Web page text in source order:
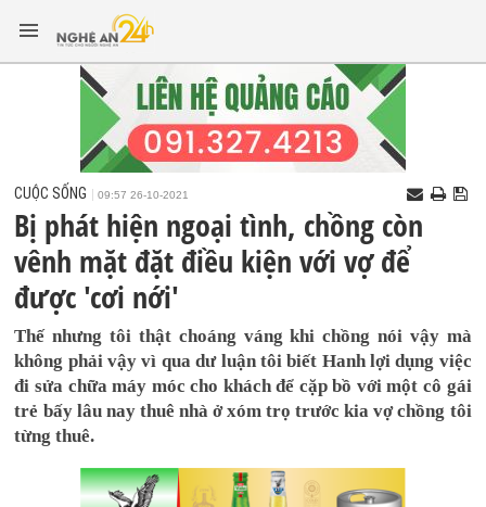
CUỘC SỐNG 09:57 26-10-2021
Bị phát hiện ngoại tình, chồng còn
vênh mặt đặt điều kiện với vợ để
được 'cơi nới'
Thế nhưng tôi thật choáng váng khi chồng nói vậy mà
không phải vậy vì qua dư luận tôi biết Hanh lợi dụng việc
đi sửa chữa máy móc cho khách để cặp bồ với một cô gái
trẻ bấy lâu nay thuê nhà ở xóm trọ trước kia vợ chồng tôi
từng thuê.